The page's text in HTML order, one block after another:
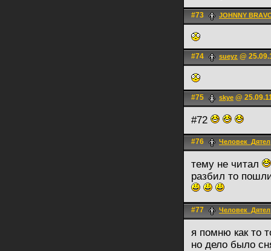
#73 JOHNNY
#74 sueyz @
#75 skye @
#72
#76 Человек_Дятел
тему не читал
разбил то
#77 Человек_Дятел
я помню как то
но дело было